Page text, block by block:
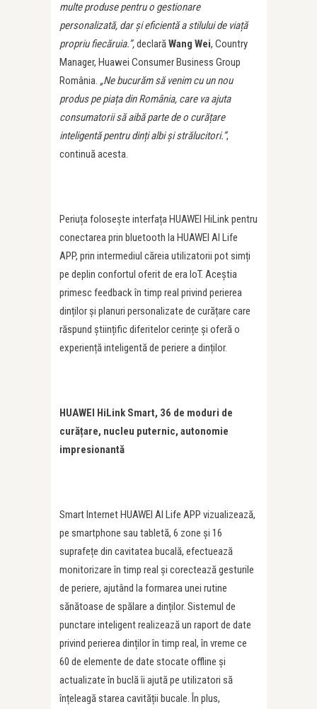
multe produse pentru o gestionare
personalizată, dar și eficientă a stilului de viață
propriu fiecăruia.”,declarăWang Wei, Country
Manager, Huawei Consumer Business Group
România. „Ne bucurăm să venim cu un nou
produs pe piața din România, care va ajuta
consumatorii să aibă parte de o curățare
inteligentă pentru dinți albi și strălucitori.”,
continuă acesta.
Periuța folosește interfața HUAWEI HiLink pentru
conectarea prin bluetooth la HUAWEI AI Life
APP, prin intermediul căreia utilizatorii pot simți
pe deplin confortul oferit de era IoT. Aceștia
primesc feedback în timp real privind perierea
dinților și planuri personalizate de curățare care
răspund științific diferitelor cerințe și oferă o
experiență inteligentă de periere a dinților.
HUAWEI HiLink Smart, 36 de moduri de
curățare, nucleu puternic, autonomie
impresionantă
Smart Internet HUAWEI AI Life APP vizualizează,
pe smartphone sau tabletă, 6 zone și 16
suprafețe din cavitatea bucală, efectuează
monitorizare în timp real și corectează gesturile
de periere, ajutând la formarea unei rutine
sănătoase de spălare a dinților. Sistemul de
punctare inteligent realizează un raport de date
privind perierea dinților în timp real, în vreme ce
60 de elemente de date stocate offline și
actualizate în buclă îi ajută pe utilizatori să
înțeleagă starea cavității bucale. În plus,